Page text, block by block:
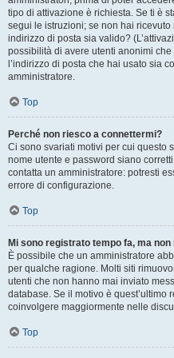
tipo di attivazione è richiesta. Se ti è
segui le istruzioni; se non hai
indirizzo di posta sia valido?
possibilità di avere utenti anonimi
l’indirizzo di posta che hai usato sia
amministratore.
Top
Perché non riesco a connettermi?
Ci sono svariati motivi per cui questo
nome utente e password siano
contatta un amministratore: potresti
errore di configurazione.
Top
Mi sono registrato tempo fa, ma
È possibile che un amministratore
per qualche ragione. Molti siti
utenti che non hanno mai inviato
database. Se il motivo è quest’ultimo
coinvolgere maggiormente nelle
Top